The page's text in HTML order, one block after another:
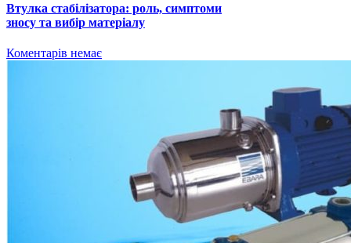
Втулка стабілізатора: роль, симптоми
зносу та вибір матеріалу
Коментарів немає